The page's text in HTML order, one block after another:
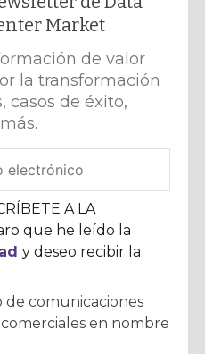
Market
de valor
la transformación
casos de éxito,
A LA
que he leído la
y deseo recibir la
comunicaciones
en nombre